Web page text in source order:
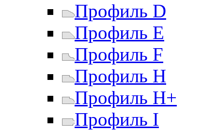
Профиль D
Профиль E
Профиль F
Профиль H
Профиль H+
Профиль I